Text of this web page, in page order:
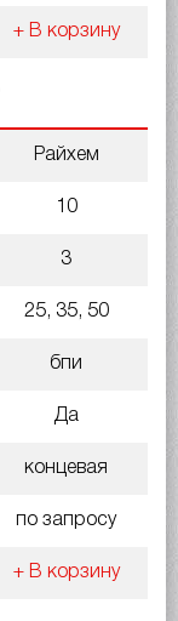
+ В корзину
Райхем
10
3
25, 35, 50
бпи
Да
концевая
по запросу
+ В корзину